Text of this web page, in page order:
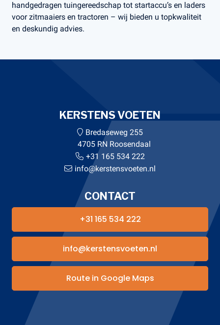
handgedragen tuingereedschap tot startaccu’s en laders
voor zitmaaiers en tractoren – wij bieden u topkwaliteit
en deskundig advies.
KERSTENS VOETEN
Bredaseweg 255
4705 RN Roosendaal
+31 165 534 222
info@kerstensvoeten.nl
CONTACT
+31 165 534 222
info@kerstensvoeten.nl
Route in Google Maps